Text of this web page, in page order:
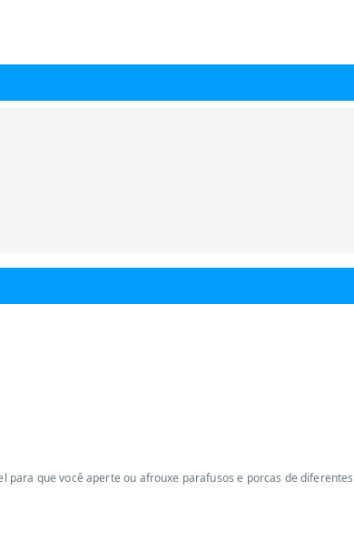
que você aperte ou afrouxe parafusos e porcas de